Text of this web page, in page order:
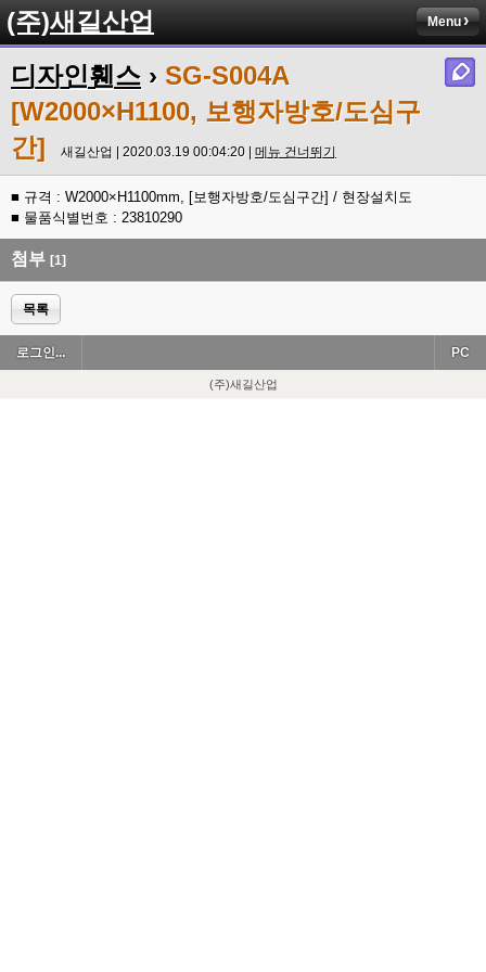
(주)새길산업 Menu
디자인휀스 › SG-S004A
[W2000×H1100, 보행자방호/도심구
간]
새길산업 | 2020.03.19 00:04:20 | 메뉴 건너뛰기
■ 규격 : W2000×H1100mm, [보행자방호/도심구간] / 현장설치도
■ 물품식별번호 : 23810290
첨부 [1]
목록
로그인... PC
(주)새길산업